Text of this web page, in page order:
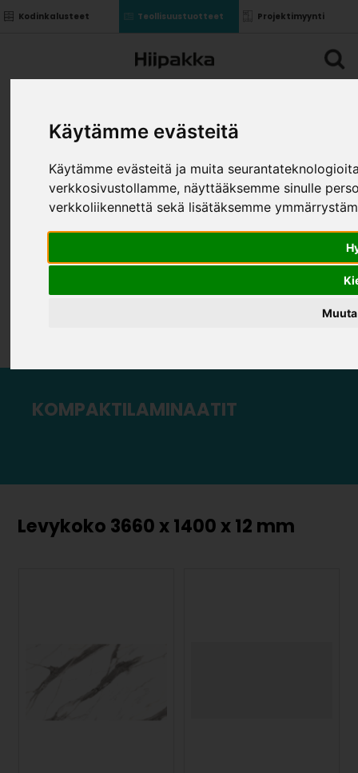
Käytämme evästeitä
Käytämme evästeitä ja muita
verkkosivustollamme, näyttääksemme sinulle
verkkoliikennettä sekä lisätäksemme
Kodinkalusteet Teollisuustuotteet Projektimyynti
KOMPAKTILAMINAATIT
Levykoko 3660 x 1400 x 12 mm